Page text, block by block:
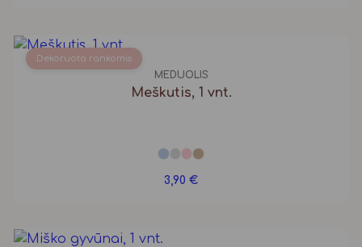
Dekoruota rankomis
MEDUOLIS
Meškutis, 1 vnt.
3,90 €